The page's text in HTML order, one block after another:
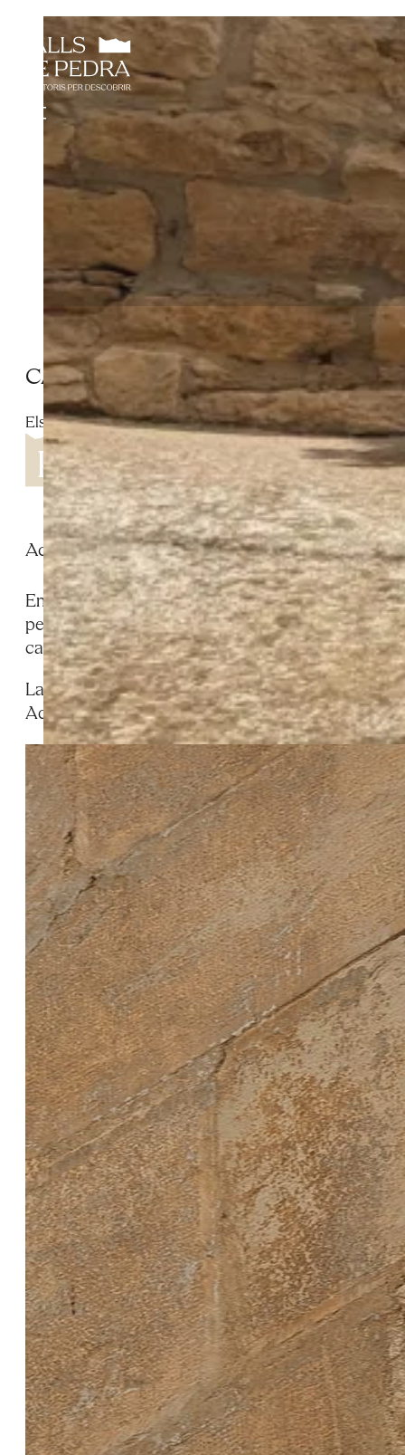
CA L’AIXALÀ
Els Omellons
Aquest edifici dels Omellons, del segle XVIII,
En un carrer del nucli antic dels Omellons s’alça
pedra ben carreuada i una porta amb llinda
carreu cantoner, hi ha una fornícula amb la Mare
La façana lateral, més ampla, mostra diverses
Aquest conjunt conserva detalls que permeten